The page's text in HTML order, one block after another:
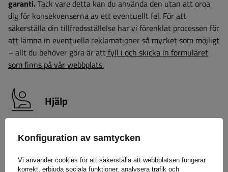
garanti.Tack vare detta kan du använda den utan att oroa
dig för konsekvenserna av ett eventuellt fel. För att
säkerställa din tillfredsställelse har vi förenklat processen för
att lämna in eventuella reklamationer så mycket som möjligt
– allt du behöver göra är attfyll i och skicka in formuläret
som finns på vår webbplats.
Hjälp
Har du frågor om valet eller användningen av våra
gärna all information du behöver.
Konfiguration av samtycken
Vi använder cookies för att säkerställa att webbplatsen fungerar
korrekt, erbjuda sociala funktioner, analysera trafik och